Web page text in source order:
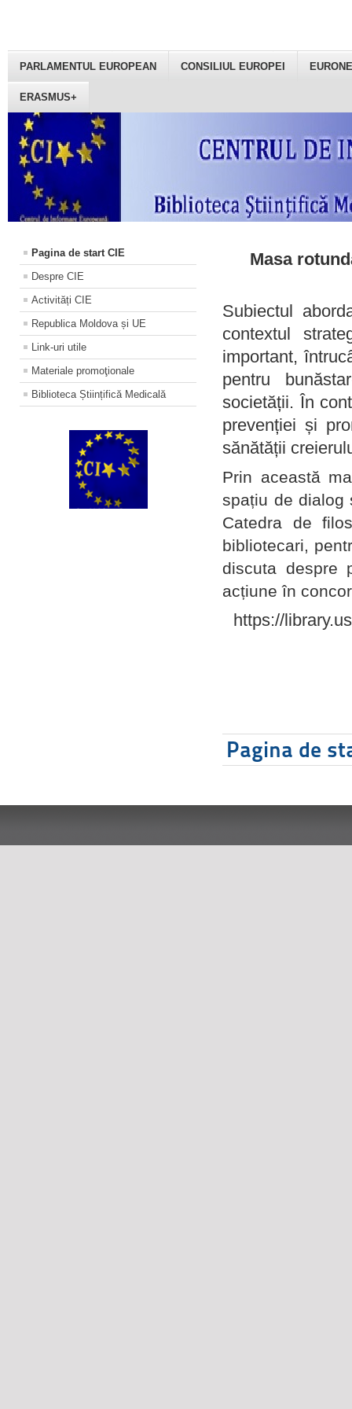
PARLAMENTUL EUROPEAN CONSILIUL EUROPEI
ERASMUS+
Pagina de start CIE
Despre CIE
Activități CIE
Republica Moldova și UE
Link-uri utile
Materiale promoţionale
Biblioteca Științifică Medicală
Masa
Subiectul
contextul
important,
pentru
societății. În
prevenției și
sănătății
Prin această
spațiu de dialog
Catedra de
bibliotecari,
discuta despre
acțiune în
https://
Pagina de